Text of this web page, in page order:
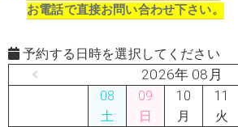
お電話で直接お問い合わせ下さい。
予約する日時を選択してください
2026年 08月
08
土
09
日
10
月
11
火